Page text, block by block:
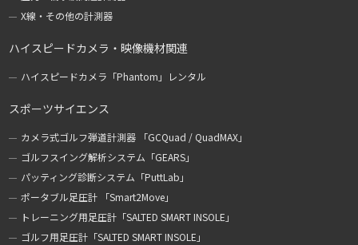
X線・その他の計測器
ハイスピードカメラ・映像機材関連
ハイスピードカメラ「Phantom」レンタル
スポーツサイエンス
カメラ式ゴルフ弾道計測器 「GCQuad / QuadMAX」
ゴルフスイング解析システム「GEARS」
パッティング診断システム「PuttLab」
ポータブル足圧計 「Smart2Move」
トレーニング用足圧計「SALTED SMART INSOLE」
ゴルフ用足圧計「SALTED SMART INSOLE」